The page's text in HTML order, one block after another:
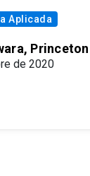
Aplicada
de 2020